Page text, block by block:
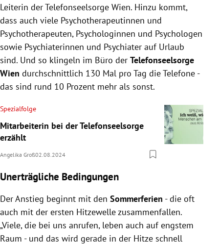
Leiterin der Telefonseelsorge Wien. Hinzu kommt,
dass auch viele Psychotherapeutinnen und
Psychotherapeuten, Psychologinnen und Psychologen
sowie Psychiaterinnen und Psychiater auf Urlaub
sind. Und so klingeln im Büro der Telefonseelsorge
Wien durchschnittlich 130 Mal pro Tag die Telefone -
das sind rund 10 Prozent mehr als sonst.
Spezialfolge
Mitarbeiterin bei der Telefonseelsorge
erzählt
Angelika Groß02.08.2024
Unerträgliche Bedingungen
Der Anstieg beginnt mit den Sommerferien - die oft
auch mit der ersten Hitzewelle zusammenfallen.
„Viele, die bei uns anrufen, leben auch auf engstem
Raum - und das wird gerade in der Hitze schnell